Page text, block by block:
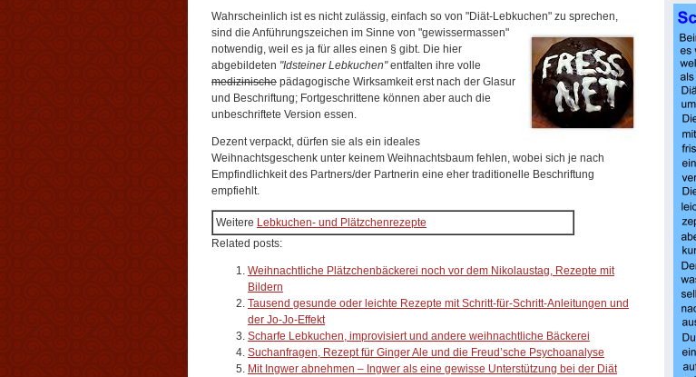
Wahrscheinlich ist es nicht zulässig, einfach so von "Diät-Lebkuchen" zu sprechen,
sind die Anführungszeichen im Sinne von "gewissermassen"
notwendig, weil es ja für alles einen § gibt. Die hier
abgebildeten "Idsteiner Lebkuchen"entfalten ihre volle
medizinische pädagogische Wirksamkeit erst nach der Glasur
und Beschriftung; Fortgeschrittene können aber auch die
unbeschriftete Version essen.
Dezent verpackt, dürfen sie als ein ideales
Weihnachtsgeschenk unter keinem Weihnachtsbaum fehlen, wobei sich je nach
Empfindlichkeit des Partners/der Partnerin eine eher traditionelle Beschriftung
empfiehlt.
Weitere Lebkuchen- und Plätzchenrezepte
Related posts:
Weihnachtliche Plätzchenbäckerei noch vor dem Nikolaustag, Rezepte mit
Bildern
Tausend gesunde oder leichte Rezepte mit Schritt-für-Schritt-Anleitungen und
der Jo-Jo-Effekt
Scharfe Lebkuchen, improvisiert und andere weihnachtliche Bäckerei
Suchanfragen, Rezept für Ginger Ale und die Freud’sche Psychoanalyse
Mit Ingwer abnehmen – Ingwer als eine gewisse Unterstützung bei der Diät